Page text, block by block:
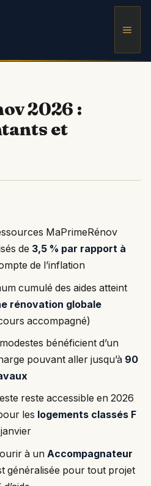
2026 :
et
MaPrimeRénov
de 3,5 % par rapport à
de l’inflation
cumulé des aides atteint
rénovation globale
accompagné)
bénéficient d’un
pouvant aller jusqu’à 90
reste accessible en 2026
les logements classés F
à un Accompagnateur
généralisée pour tout projet